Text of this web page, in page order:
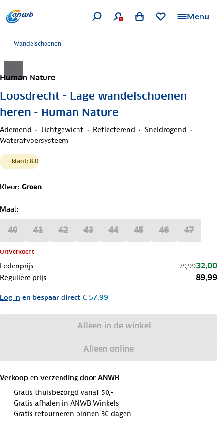
Menu
Wandelschoenen
Human Nature
Loosdrecht - Lage wandelschoenen
heren - Human Nature
Ademend Lichtgewicht Reflecterend
Sneldrogend
Waterafvoersysteem
klant: 8.0
Kleur: Groen
Maat:
40 41 42 43 44 45 46 47
Uitverkocht
Ledenprijs 79,9932,00
Reguliere prijs 89,99
Log in en bespaar direct € 57,99
Alleen in de winkel
Alleen online
Verkoop en verzending door ANWB
Gratis thuisbezorgd vanaf 50,-
Gratis afhalen in ANWB Winkels
Gratis retourneren binnen 30 dagen